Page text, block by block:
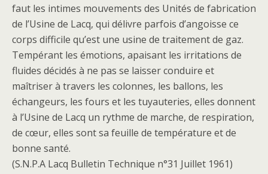
faut les intimes mouvements des Unités de fabrication
de l’Usine de Lacq, qui délivre parfois d’angoisse ce
corps difficile qu’est une usine de traitement de gaz.
Tempérant les émotions, apaisant les irritations de
fluides décidés à ne pas se laisser conduire et
maîtriser à travers les colonnes, les ballons, les
échangeurs, les fours et les tuyauteries, elles donnent
à l’Usine de Lacq un rythme de marche, de respiration,
de cœur, elles sont sa feuille de température et de
bonne santé.
(S.N.P.A Lacq Bulletin Technique n°31 Juillet 1961)